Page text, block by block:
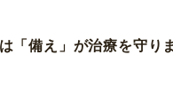
「備え」が治療を守り